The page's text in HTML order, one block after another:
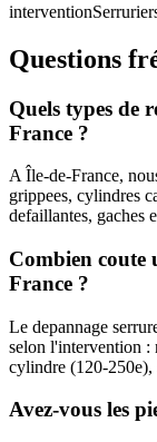
intervention
Questions
Quels types de
France ?
A Île-de-France,
grippees, cylindres
defaillantes, gaches
Combien coute
France ?
Le depannage
selon l'intervention :
cylindre (120-250e),
Avez-vous les